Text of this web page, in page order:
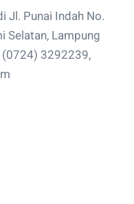
Jl. Punai Indah No.
Selatan, Lampung
(0724) 3292239,